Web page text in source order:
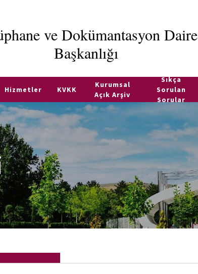
ve Dokümantasyon Daire
Başkanlığı
Hizmetler KVKK
Kurumsal
Açık Arşiv
Sıkça
Sorulan
Sorular